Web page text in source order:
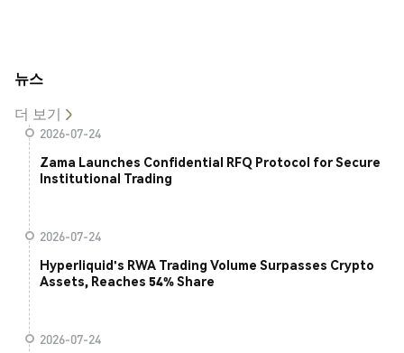
뉴스
더 보기
2026-07-24
Zama Launches Confidential RFQ Protocol for Secure
Institutional Trading
2026-07-24
Hyperliquid's RWA Trading Volume Surpasses Crypto
Assets, Reaches 54% Share
2026-07-24